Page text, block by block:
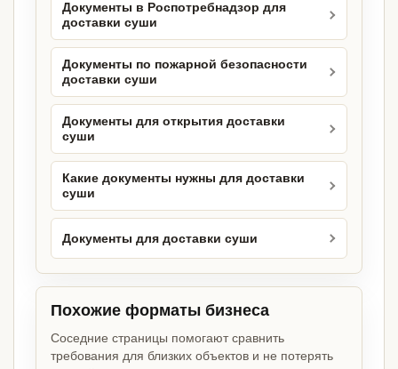
Документы в Роспотребнадзор для
доставки суши
Документы по пожарной безопасности
доставки суши
Документы для открытия доставки
суши
Какие документы нужны для доставки
суши
Документы для доставки суши
Похожие форматы бизнеса
Соседние страницы помогают сравнить
требования для близких объектов и не потерять